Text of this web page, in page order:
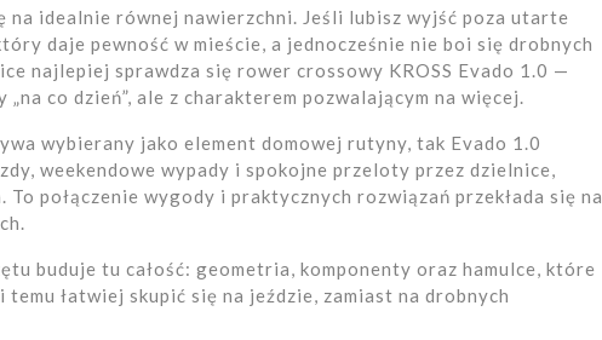
na idealnie równej nawierzchni. Jeśli lubisz wyjść poza utarte
daje pewność w mieście, a jednocześnie nie boi się drobnych
najlepiej sprawdza się rower crossowy KROSS Evado 1.0 —
co dzień”, ale z charakterem pozwalającym na więcej.
wybierany jako element domowej rutyny, tak Evado 1.0
weekendowe wypady i spokojne przeloty przez dzielnice,
połączenie wygody i praktycznych rozwiązań przekłada się na
buduje tu całość: geometria, komponenty oraz hamulce, które
łatwiej skupić się na jeździe, zamiast na drobnych